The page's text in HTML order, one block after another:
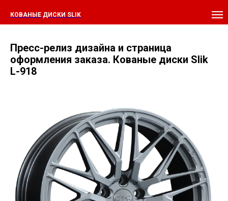
КОВАНЫЕ ДИСКИ SLIK
Пресс-релиз дизайна и страница
оформления заказа. Кованые диски Slik
L-918